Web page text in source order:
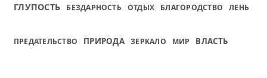
ГЛУПОСТЬ БЕЗДАРНОСТЬ ОТДЫХ БЛАГОРОДСТВО ЛЕНЬ
ПРЕДАТЕЛЬСТВО ПРИРОДА ЗЕРКАЛО МИР ВЛАСТЬ